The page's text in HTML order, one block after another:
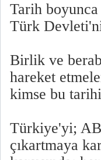
Tarih
Türk
Birlik ve
hareket
kimse bu
Türkiye'yi;
çıkartmaya